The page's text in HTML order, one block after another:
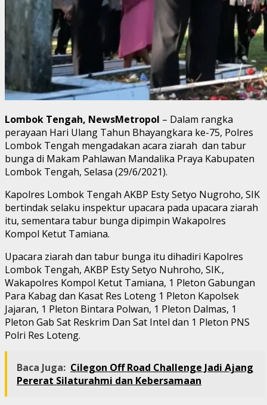
Lombok Tengah, NewsMetropol – Dalam rangka
perayaan Hari Ulang Tahun Bhayangkara ke-75, Polres
Lombok Tengah mengadakan acara ziarah dan tabur
bunga di Makam Pahlawan Mandalika Praya Kabupaten
Lombok Tengah, Selasa (29/6/2021).
Kapolres Lombok Tengah AKBP Esty Setyo Nugroho, SIK
bertindak selaku inspektur upacara pada upacara ziarah
itu, sementara tabur bunga dipimpin Wakapolres
Kompol Ketut Tamiana.
Upacara ziarah dan tabur bunga itu dihadiri Kapolres
Lombok Tengah, AKBP Esty Setyo Nuhroho, SIK.,
Wakapolres Kompol Ketut Tamiana, 1 Pleton Gabungan
Para Kabag dan Kasat Res Loteng 1 Pleton Kapolsek
Jajaran, 1 Pleton Bintara Polwan, 1 Pleton Dalmas, 1
Pleton Gab Sat Reskrim Dan Sat Intel dan 1 Pleton PNS
Polri Res Loteng.
Baca Juga: Cilegon Off Road Challenge Jadi Ajang
Pererat Silaturahmi dan Kebersamaan